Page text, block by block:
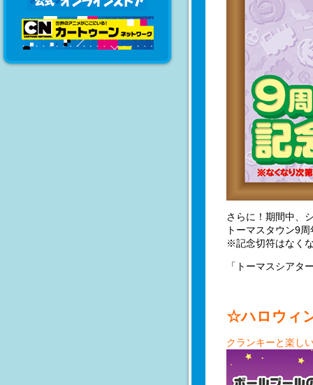
さらに！期間中、
トーマスタウン9
※記念切符はなく
「トーマスシアタ
☆ハロウィ
クランキーと楽し